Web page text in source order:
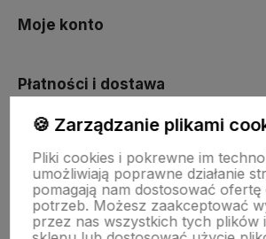
Moje konto
Płatności i dostawa
O nas
🍪 Zarządzanie plikami
Pliki cookies i pokrewne im
umożliwiają poprawne działanie
pomagają nam dostosować ofertę
potrzeb. Możesz zaakceptować
przez nas wszystkich tych plików